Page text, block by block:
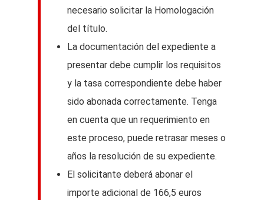
necesario solicitar la Homologación
del título.
La documentación del expediente a
presentar debe cumplir los requisitos
y la tasa correspondiente debe haber
sido abonada correctamente. Tenga
en cuenta que un requerimiento en
este proceso, puede retrasar meses o
años la resolución de su expediente.
El solicitante deberá abonar el
importe adicional de 166,5 euros